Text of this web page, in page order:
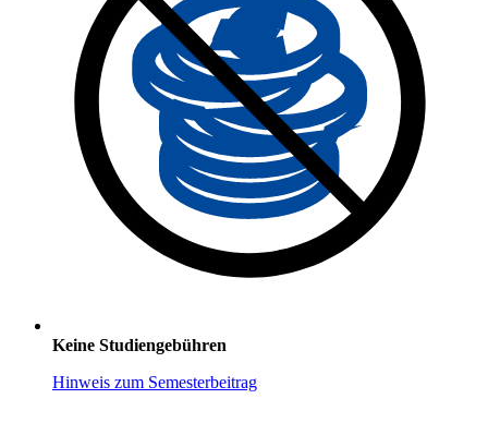
Keine Studiengebühren
Hinweis zum Semesterbeitrag